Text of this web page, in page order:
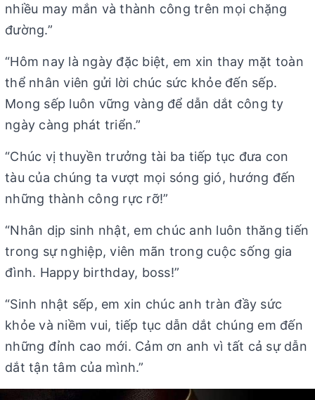
nhiều may mắn và thành công trên mọi chặng
đường.”
“Hôm nay là ngày đặc biệt, em xin thay mặt toàn
thể nhân viên gửi lời chúc sức khỏe đến sếp.
Mong sếp luôn vững vàng để dẫn dắt công ty
ngày càng phát triển.”
“Chúc vị thuyền trưởng tài ba tiếp tục đưa con
tàu của chúng ta vượt mọi sóng gió, hướng đến
những thành công rực rỡ!”
“Nhân dịp sinh nhật, em chúc anh luôn thăng tiến
trong sự nghiệp, viên mãn trong cuộc sống gia
đình. Happy birthday, boss!”
“Sinh nhật sếp, em xin chúc anh tràn đầy sức
khỏe và niềm vui, tiếp tục dẫn dắt chúng em đến
những đỉnh cao mới. Cảm ơn anh vì tất cả sự dẫn
dắt tận tâm của mình.”